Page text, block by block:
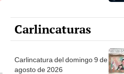
Carlincaturas
Carlincatura del domingo 9 de
agosto de 2026